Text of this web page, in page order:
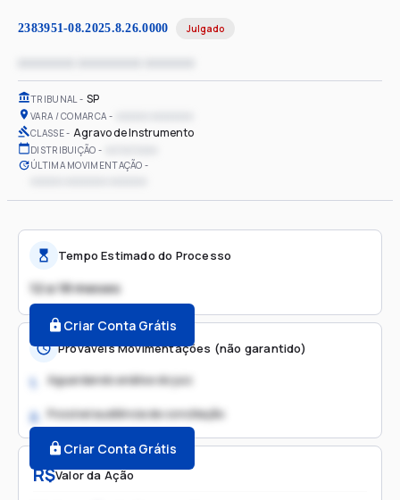
2383951-08.2025.8.26.0000 Julgado
TRIBUNAL SP
VARA / COMARCA
CLASSE Agravo de Instrumento
DISTRIBUIÇÃO
ÚLTIMA MOVIMENTAÇÃO
R$Valor da Ação
Tempo Estimado do Processo
12 a 18 meses
Criar Conta Grátis
Prováveis Movimentações (não garantido)
1. Aguardando análise do juiz
2. Possível audiência de conciliação
Criar Conta Grátis